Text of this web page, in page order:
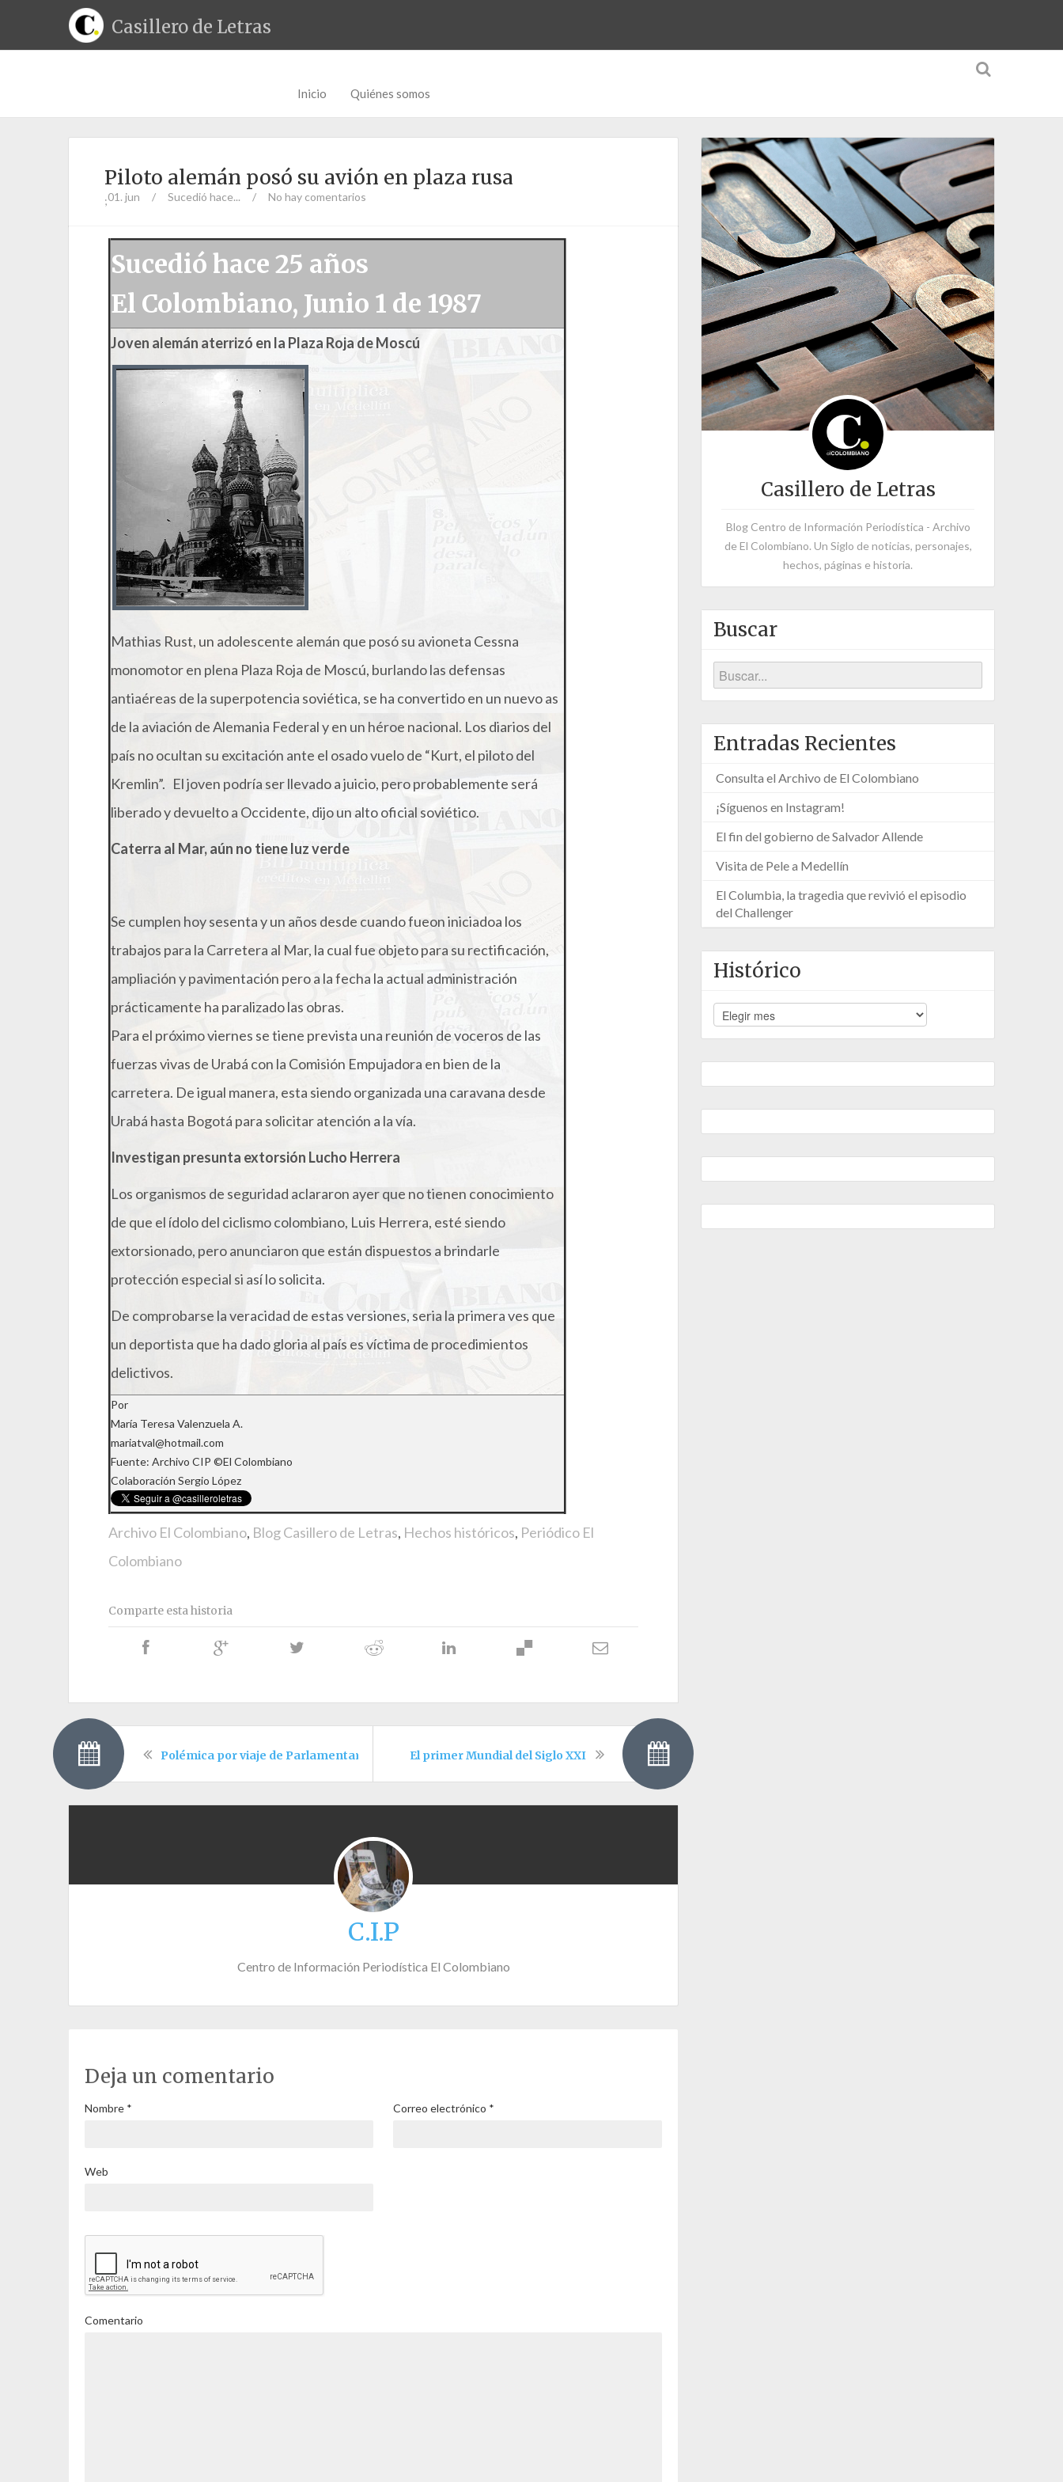
Casillero de Letras
Inicio Quiénes somos
Piloto alemán posó su avión en plaza rusa
;01. jun / Sucedió hace... / No hay comentarios
Sucedió hace 25 años
El Colombiano, Junio 1 de 1987
Joven alemán aterrizó en la Plaza Roja de Moscú
Mathias Rust, un adolescente alemán que posó su avioneta Cessna
monomotor en plena Plaza Roja de Moscú, burlando las defensas
antiaéreas de la superpotencia soviética, se ha convertido en un nuevo as
de la aviación de Alemania Federal y en un héroe nacional. Los diarios del
país no ocultan su excitación ante el osado vuelo de “Kurt, el piloto del
Kremlin”. El joven podría ser llevado a juicio, pero probablemente será
liberado y devuelto a Occidente, dijo un alto oficial soviético.
Caterra al Mar, aún no tiene luz verde
Se cumplen hoy sesenta y un años desde cuando fueon iniciadoa los
trabajos para la Carretera al Mar, la cual fue objeto para su rectificación,
ampliación y pavimentación pero a la fecha la actual administración
prácticamente ha paralizado las obras.
Para el próximo viernes se tiene prevista una reunión de voceros de las
fuerzas vivas de Urabá con la Comisión Empujadora en bien de la
carretera. De igual manera, esta siendo organizada una caravana desde
Urabá hasta Bogotá para solicitar atención a la vía.
Investigan presunta extorsión Lucho Herrera
Los organismos de seguridad aclararon ayer que no tienen conocimiento
de que el ídolo del ciclismo colombiano, Luis Herrera, esté siendo
extorsionado, pero anunciaron que están dispuestos a brindarle
protección especial si así lo solicita.
De comprobarse la veracidad de estas versiones, seria la primera ves que
un deportista que ha dado gloria al país es víctima de procedimientos
delictivos.
Por
María Teresa Valenzuela A.
mariatval@hotmail.com
Fuente: Archivo CIP ©El Colombiano
Colaboración Sergio López
Archivo El Colombiano, Blog Casillero de Letras, Hechos históricos, Periódico El
Colombiano
Comparte esta historia
Polémica por viaje de Parlamentarios colombianosEl primer Mundial del Siglo XXI
C.I.P
Centro de Información Periodística El Colombiano
Deja un comentario
Nombre * Correo electrónico *
Web
Comentario
Casillero de Letras
Blog Centro de Información Periodística - Archivo
de El Colombiano. Un Siglo de noticias, personajes,
hechos, páginas e historia.
Buscar
Entradas Recientes
Consulta el Archivo de El Colombiano
¡Síguenos en Instagram!
El fin del gobierno de Salvador Allende
Visita de Pele a Medellín
El Columbia, la tragedia que revivió el episodio
del Challenger
Histórico